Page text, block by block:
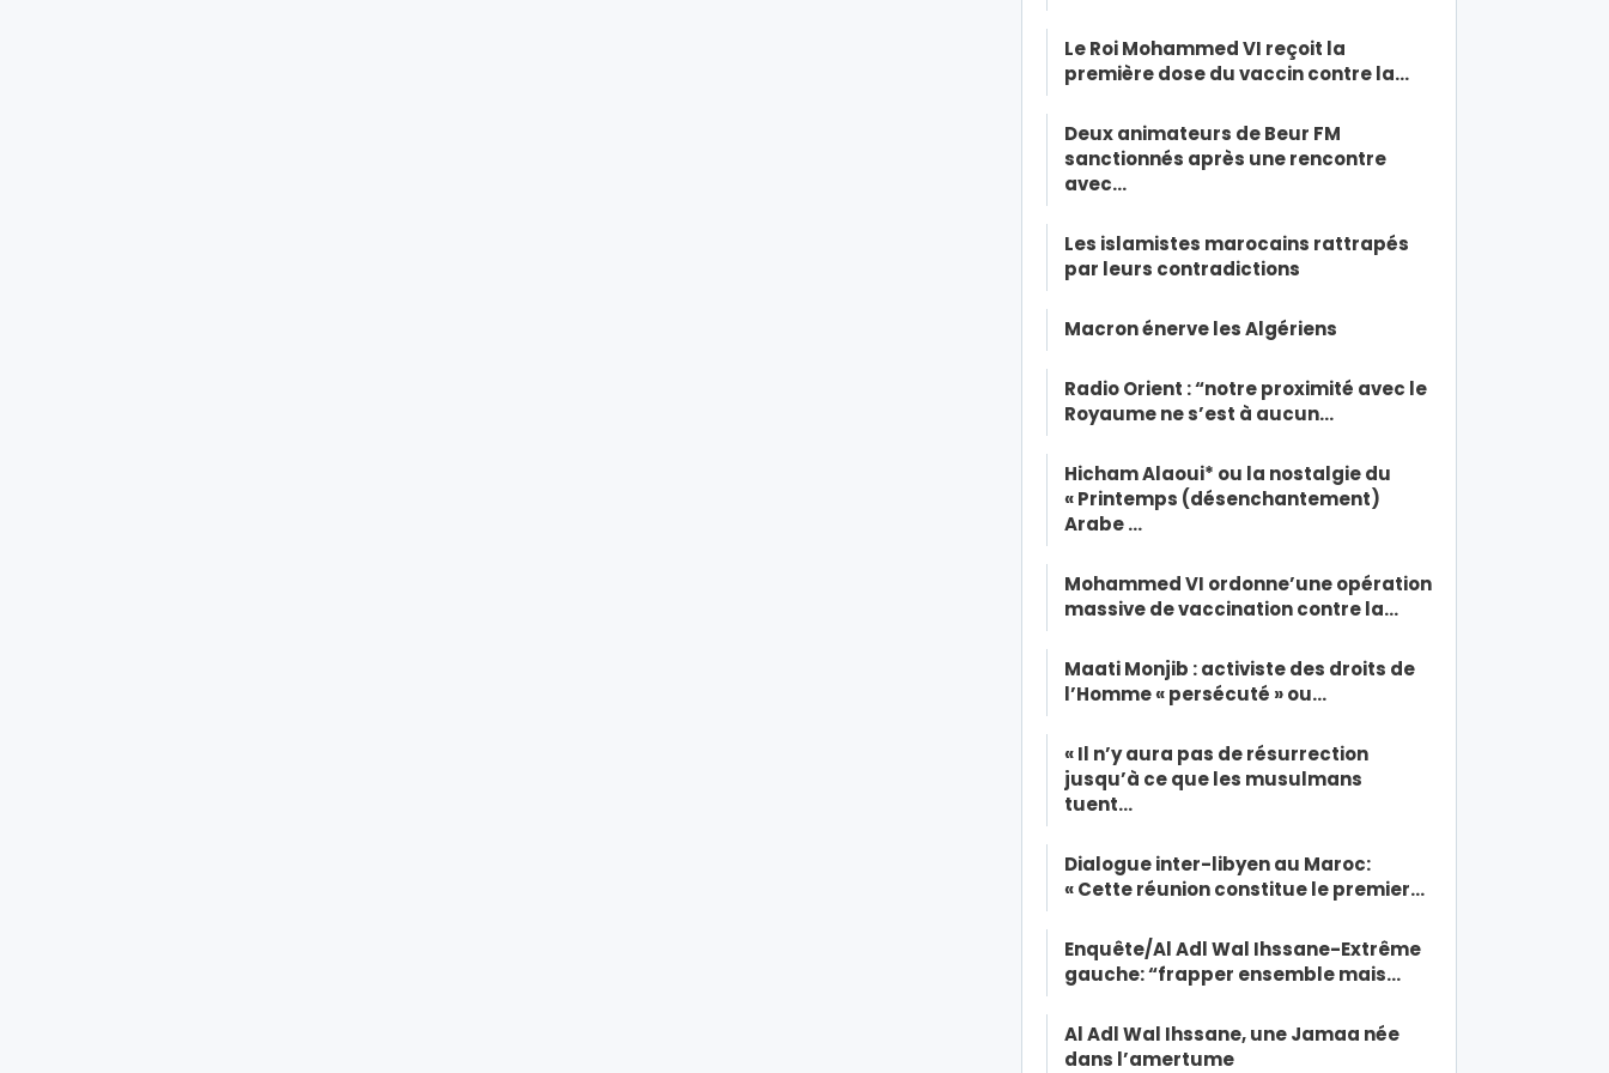
Le Roi Mohammed VI reçoit la
première dose du vaccin contre la…
Deux animateurs de Beur FM
sanctionnés après une rencontre
avec…
Les islamistes marocains rattrapés
par leurs contradictions
Macron énerve les Algériens
Radio Orient : “notre proximité avec le
Royaume ne s’est à aucun…
Hicham Alaoui* ou la nostalgie du
« Printemps (désenchantement)
Arabe …
Mohammed VI ordonne’une opération
massive de vaccination contre la…
Maati Monjib : activiste des droits de
l’Homme « persécuté » ou…
« Il n’y aura pas de résurrection
jusqu’à ce que les musulmans
tuent…
Dialogue inter-libyen au Maroc:
« Cette réunion constitue le premier…
Enquête/Al Adl Wal Ihssane-Extrême
gauche: “frapper ensemble mais…
Al Adl Wal Ihssane, une Jamaa née
dans l’amertume